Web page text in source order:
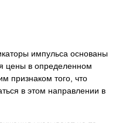
импульса основаны
цены в определенном
признаком того, что
в этом направлении в